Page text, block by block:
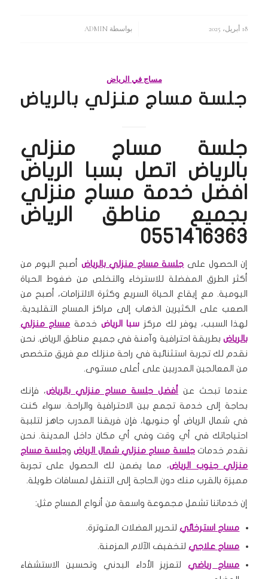
18 أبريل، 2025 بواسطة ADMIN
مساج في الرياض
جلسة مساج منزلي بالرياض
جلسة مساج منزلي
بالرياض اتصل بسبا الرياض
افضل خدمة مساج منزلي
بجميع مناطق
الرياض
0551416363
إن الحصول على جلسة مساج منزلي بالرياض أصبح اليوم من
أكثر الطرق المفضلة للاسترخاء والتخلص من ضغوط الحياة
اليومية. مع إيقاع الحياة السريع وكثرة الالتزامات، أصبح من
الصعب على الكثيرين الذهاب إلى مراكز المساج التقليدية.
لهذا السبب، يوفر لك مركز سبا الرياض خدمة مساج منزلي
بالرياضبطريقة احترافية وآمنة في جميع مناطق الرياض. نحن
نقدم لك تجربة استثنائية في راحة منزلك مع فريق متخصص
من المعالجين المدربين على أعلى مستوى.
عندما تبحث عن أفضل جلسة مساج منزلي بالرياض، فإنك
بحاجة إلى خدمة تجمع بين الاحترافية والراحة. سواء كنت
في شمال الرياض أو جنوبها، فإن فريقنا المدرب جاهز لتلبية
احتياجاتك في أي وقت وفي أي مكان داخل المدينة. نحن
نقدم خدماتجلسة مساج منزلي شمال الرياضوجلسة مساج
منزلي جنوب الرياض، مما يضمن لك الحصول على تجربة
مميزة بالقرب منك دون الحاجة إلى التنقل لمسافات طويلة.
إن خدماتنا تشمل مجموعة واسعة من أنواع المساج مثل:
مساج استرخائيلتحرير العضلات المتوترة.
مساج علاجيلتخفيف الآلام المزمنة.
مساج رياضيلتعزيز الأداء البدني وتحسين الاستشفاء